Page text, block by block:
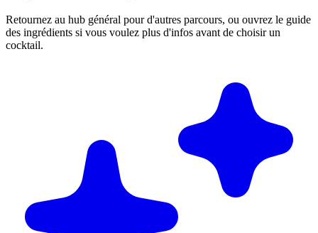
Retournez au hub général pour d'autres parcours, ou ouvrez le guide
des ingrédients si vous voulez plus d'infos avant de choisir un
cocktail.